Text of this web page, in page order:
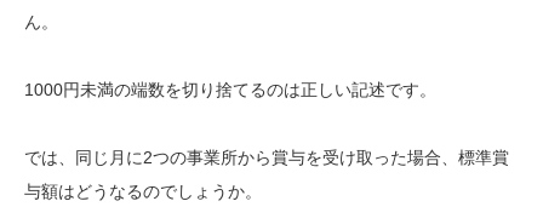
ん。
1000円未満の端数を切り捨てるのは正しい記述です。
では、同じ月に2つの事業所から賞与を受け取った場合、標準賞
与額はどうなるのでしょうか。